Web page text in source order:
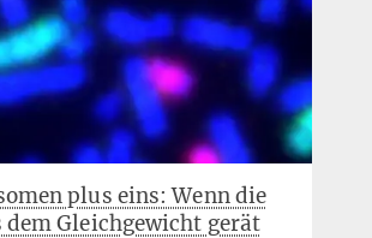
plus eins: Wenn die
dem Gleichgewicht gerät